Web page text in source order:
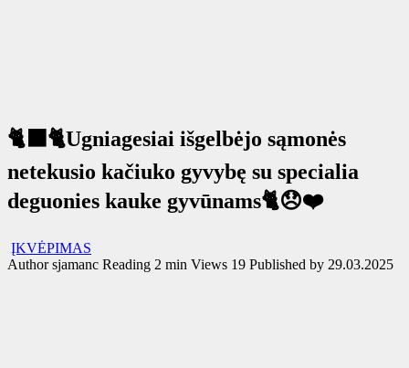
🐈‍⬛🐈Ugniagesiai išgelbėjo sąmonės
netekusio kačiuko gyvybę su specialia
deguonies kauke gyvūnams🐈😞❤️
ĮKVĖPIMAS
Author sjamanc Reading 2 min Views 19 Published by 29.03.2025